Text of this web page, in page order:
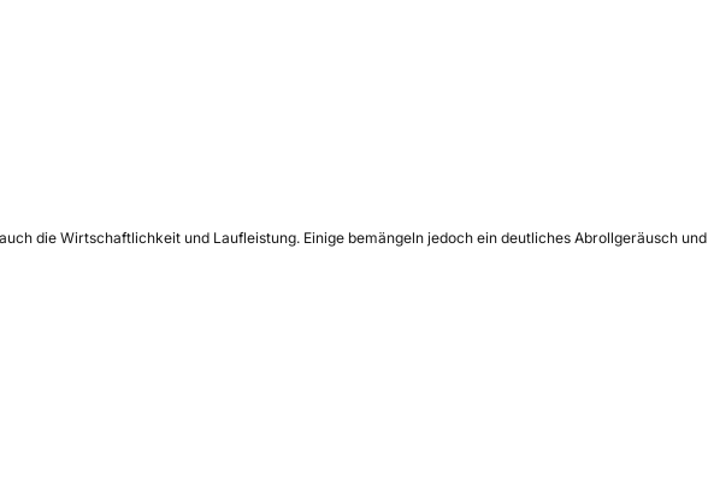
die Wirtschaftlichkeit und Laufleistung. Einige bemängeln jedoch ein deutliches Abrollgeräusch und